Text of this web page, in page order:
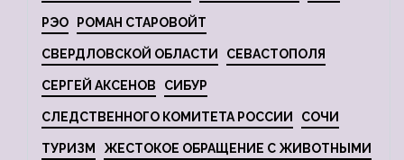
РЭО РОМАН СТАРОВОЙТ
СВЕРДЛОВСКОЙ ОБЛАСТИ СЕВАСТОПОЛЯ
СЕРГЕЙ АКСЕНОВ СИБУР
СЛЕДСТВЕННОГО КОМИТЕТА РОССИИ СОЧИ
ТУРИЗМ ЖЕСТОКОЕ ОБРАЩЕНИЕ С ЖИВОТНЫМИ